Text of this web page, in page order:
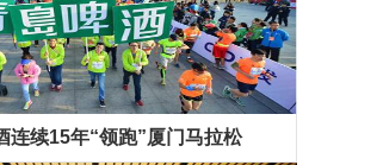
连续15年“领跑”厦门马拉松